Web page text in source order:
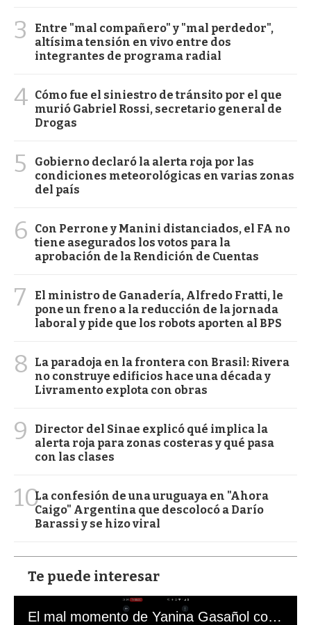
3
Entre "mal compañero" y "mal perdedor",
altísima tensión en vivo entre dos
integrantes de programa radial
4 Cómo fue el siniestro de tránsito por el que
murió Gabriel Rossi, secretario general de
Drogas
5
Gobierno declaró la alerta roja por las
condiciones meteorológicas en varias zonas
del país
6
Con Perrone y Manini distanciados, el FA no
tiene asegurados los votos para la
aprobación de la Rendición de Cuentas
7
El ministro de Ganadería, Alfredo Fratti, le
pone un freno a la reducción de la jornada
laboral y pide que los robots aporten al BPS
8
La paradoja en la frontera con Brasil: Rivera
no construye edificios hace una década y
Livramento explota con obras
9
Director del Sinae explicó qué implica la
alerta roja para zonas costeras y qué pasa
con las clases
10La confesión de una uruguaya en "Ahora
Caigo" Argentina que descolocó a Darío
Barassi y se hizo viral
Te puede interesar
El mal momento de Yanina Gasañol con un hincha argentino en "Subrayado"